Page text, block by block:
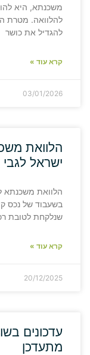
משכנתא, היא
להלוואה. מטרת
להגדיל את כושר
קרא עוד »
03/01/2026
הלוואת
ישראל
הלוואת משכנתא
בשעבוד של נכס
שנלקחת לטובת
קרא עוד »
20/12/2025
עדכונים
מתעדכן